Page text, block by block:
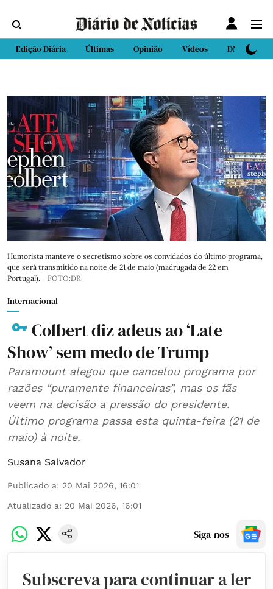
Edição Diária Últimas Opinião Vídeos DN Sport
Humorista manteve o secretismo sobre os convidados do último programa,
que será transmitido na noite de 21 de maio (madrugada de 22 em
Portugal).
FOTO:DR
Internacional
Colbert diz adeus ao ‘Late
Show’ sem medo de Trump
Paramount alegou que cancelou programa por
razões “puramente financeiras”, mas os fãs
veem na decisão a pressão do presidente.
Último programa passa esta quinta-feira (21 de
maio) à noite.
Susana Salvador
Publicado a: 20 Mai 2026, 16:01
Atualizado a: 20 Mai 2026, 16:01
Siga-nos
Subscreva para continuar a ler